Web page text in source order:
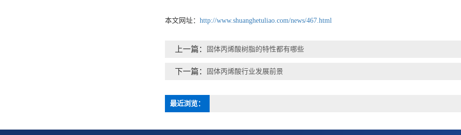
本文网址： http://www.shuanghetuliao.com/news/467.html
上一篇： 固体丙烯酸树脂的特性都有哪些
下一篇： 固体丙烯酸行业发展前景
最近浏览：